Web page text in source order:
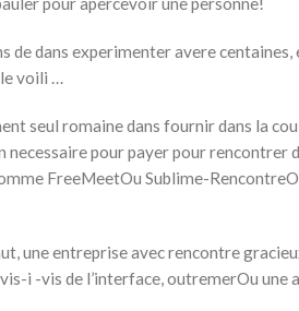
de dans experimenter avere
voili …
seul romaine dans fournir dans la
pour payer pour rencontrer
FreeMeetOu Sublime-
une entreprise avec rencontre
i -vis de l’interface, outremerOu